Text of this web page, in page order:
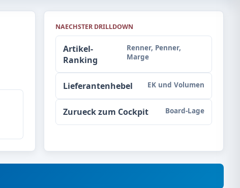
NAECHSTER DRILLDOWN
Artikel-
Ranking
Renner, Penner,
Marge
Lieferantenhebel EK und Volumen
Zurueck zum Cockpit Board-Lage